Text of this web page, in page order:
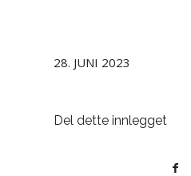
28. JUNI 2023
Del dette innlegget